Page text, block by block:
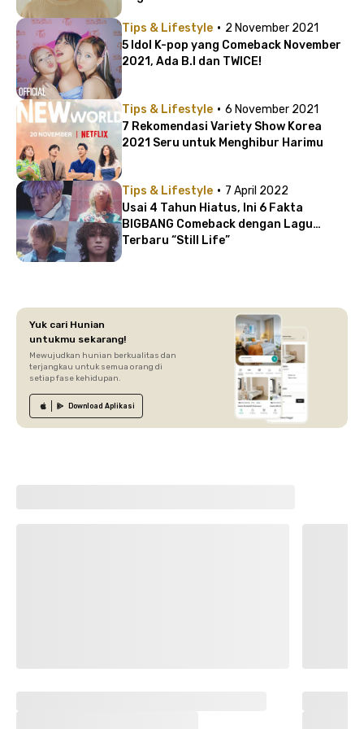
Tips & Lifestyle · 2 November 2021
5 Idol K-pop yang Comeback November
2021, Ada B.I dan TWICE!
Tips & Lifestyle · 6 November 2021
7 Rekomendasi Variety Show Korea
2021 Seru untuk Menghibur Harimu
Tips & Lifestyle · 7 April 2022
Usai 4 Tahun Hiatus, Ini 6 Fakta
BIGBANG Comeback dengan Lagu
Terbaru “Still Life”
Yuk cari Hunian
untukmu sekarang!
Mewujudkan hunian berkualitas dan
terjangkau untuk semua orang di
setiap fase kehidupan.
Download Aplikasi